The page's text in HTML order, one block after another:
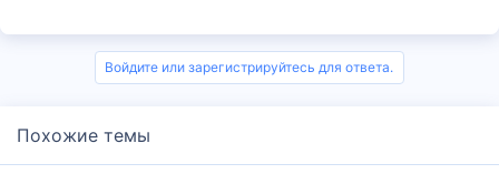
Войдите или зарегистрируйтесь для ответа.
Похожие темы